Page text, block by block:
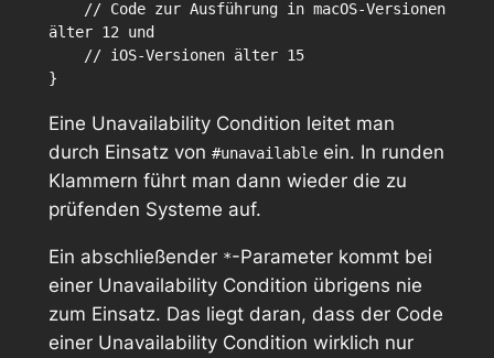
älter 12 und
Eine Unavailability Condition leitet man
durch Einsatz von #unavailableein. In runden
Klammern führt man dann wieder die zu
prüfenden Systeme auf.
Ein abschließender *-Parameter kommt bei
einer Unavailability Condition übrigens nie
zum Einsatz. Das liegt daran, dass der Code
einer Unavailability Condition wirklich nur